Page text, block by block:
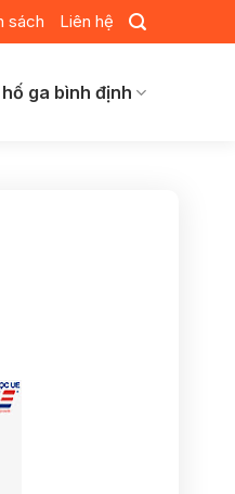
sách Liên hệ
ga bình định